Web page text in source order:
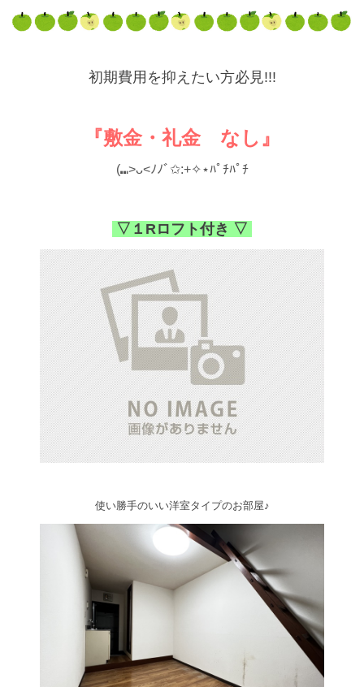
初期費用を抑えたい方必見!!!
『敷金・礼金 なし』
(⑉>ᴗ<ﾉﾉﾞ✩:+✧︎⋆ﾊﾟﾁﾊﾟﾁ
▽１Rロフト付き ▽
使い勝手のいい洋室タイプのお部屋♪